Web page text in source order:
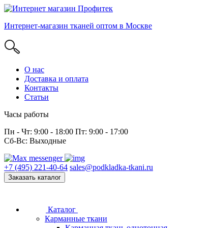
Интернет-магазин тканей оптом в Москве
О нас
Доставка и оплата
Контакты
Статьи
Часы работы
Пн - Чт: 9:00 - 18:00 Пт: 9:00 - 17:00
Сб-Вс: Выходные
+7 (495) 221-40-64 sales@podkladka-tkani.ru
Заказать каталог
Каталог
Карманные ткани